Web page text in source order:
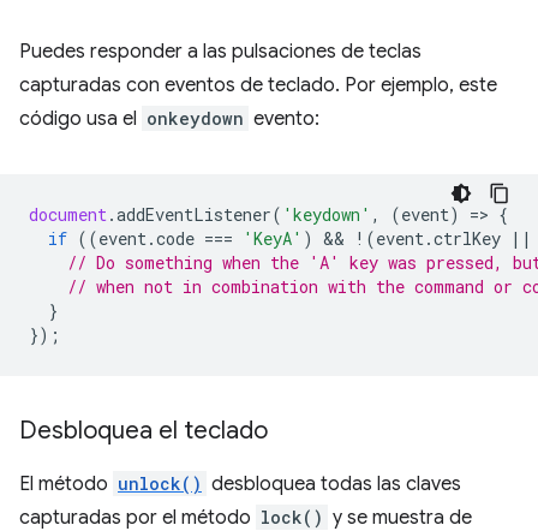
Puedes responder a las pulsaciones de teclas
capturadas con eventos de teclado. Por ejemplo, este
código usa el onkeydown evento:
document.addEventListener( 'keydown' , (event) => {
if ((event.code === 'KeyA' ) && ! (event.ctrlKey ||
// Do something when the 'A' key was pressed,
// when not in combination with the command or
}
});
Desbloquea el teclado
El método unlock() desbloquea todas las claves
capturadas por el método lock() y se muestra de